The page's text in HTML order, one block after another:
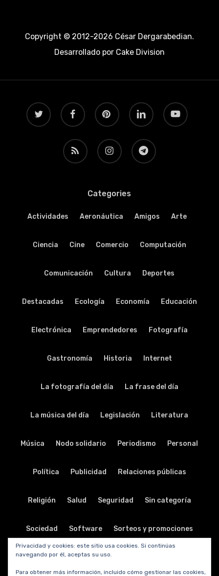
Copyright © 2012-2026 César Dergarabedian.
Desarrollado porCake Division
twitter facebook pinterest linkedin youtube
RSS instagram telegram
Categories
Actividades Aeronáutica Amigos Arte
Ciencia Cine Comercio Computación
Comunicación Cultura Deportes
Destacadas Ecología Economía Educación
Electrónica Emprendedores Fotografía
Gastronomía Historia Internet
La fotografía del día La frase del día
La música del día Legislación Literatura
Música Nodo solidario Periodismo Personal
Política Publicidad Relaciones públicas
Religión Salud Seguridad Sin categoría
Sociedad Software Sorteos y promociones
Tabletas Teatro
Privacidad y cookies: este sitio usa cookies. Si continúas
navegando por él, aceptas su uso.
Para obtener más información, incluido cómo gestionar las cookies,